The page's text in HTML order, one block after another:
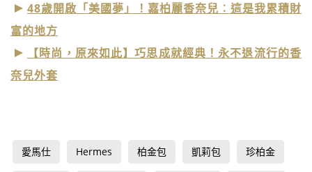
48歲開啟「美國夢」！嘉柏麗香奈兒︰這是我累積財
富的地方
【時尚，原來如此】巧思成就經典！永不退流行的香
奈兒外套
愛馬仕 Hermes 柏金包 凱莉包 珍柏金